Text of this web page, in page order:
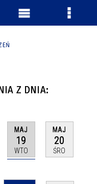
Z DNIA:
MAJ
19
WTO
MAJ
20
ŚRO
Menu
Menu